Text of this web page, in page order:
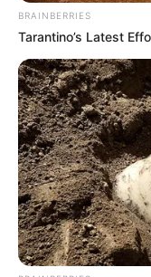
BRAINBERRIES
Tarantino’s Latest